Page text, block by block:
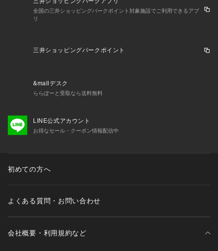
全国の三井ショッピングパークポイント対象施設でご利用できるアプ
リ
三井ショッピングパークポイント
&mallデスク
ららぽーと受取なら送料無料
LINE公式アカウント
お得なセール・クーポン情報配信中
初めての方へ
よくある質問・お問い合わせ
会社概要・利用規約など